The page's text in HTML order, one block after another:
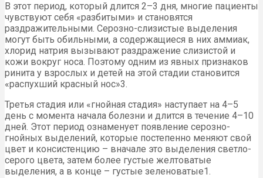
В этот период, который длится 2–3 дня, многие пациенты
чувствуют себя «разбитыми» и становятся
раздражительными. Серозно-слизистые выделения
могут быть обильными, а содержащиеся в них аммиак,
хлорид натрия вызывают раздражение слизистой и
кожи вокруг носа. Поэтому одним из явных признаков
ринита у взрослых и детей на этой стадии становится
«распухший красный нос»3.
Третья стадия или «гнойная стадия» наступает на 4–5
день с момента начала болезни и длится в течение 4–10
дней. Этот период ознаменует появление серозно-
гнойных выделений, которые постепенно меняют свой
цвет и консистенцию – вначале это выделения светло-
серого цвета, затем более густые желтоватые
выделения, а в конце – густые зеленоватые1.